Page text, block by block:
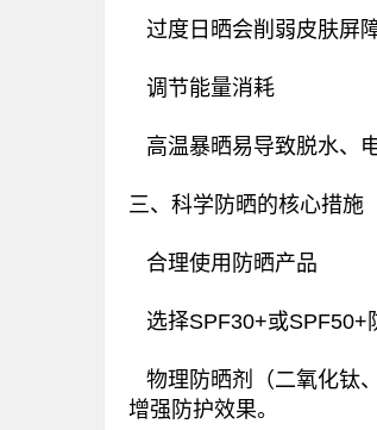
过度日晒会削弱皮肤屏
‌ 调节能量消耗‌
高温暴晒易导致脱水、
三、科学防晒的核心措施
‌ 合理使用防晒产品‌
选择SPF30+或SPF50+
物理防晒剂（二氧化钛
增强防护效果‌。